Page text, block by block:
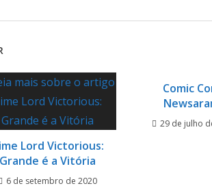
Lord Victorious:
Grande é a Vitória
6 de setembro de 2020
Comic
29 de julho